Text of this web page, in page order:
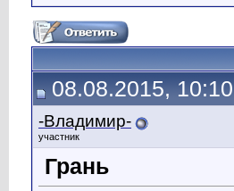
08.08.2015, 10:10
-Владимир-
участник
Грань